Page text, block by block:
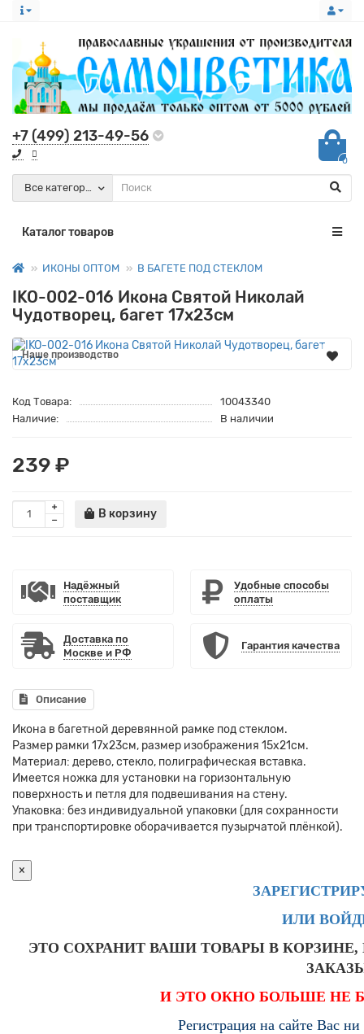
+7 (499) 213-49-56
0
Все категории
Каталог товаров
ИКОНЫ ОПТОМ В БАГЕТЕ ПОД СТЕКЛОМ
IKO-002-016 Икона Святой Николай
Чудотворец, багет 17х23см
Наше производство
Код Товара:
10043340
Наличие:
В наличии
239 ₽
В корзину
Надёжный
поставщик
Удобные способы
оплаты
Доставка по
Москве и РФ
Гарантия качества
Описание
Икона в багетной деревянной рамке под стеклом.
Размер рамки 17x23см, размер изображения 15x21см.
Материал: дерево, стекло, полиграфическая вставка.
Имеется ножка для установки на горизонтальную
поверхность и петля для подвешивания на стену.
Упаковка: без индивидуальной упаковки (для сохранности
при транспортировке оборачивается пузырчатой плёнкой).
×
ИЛИ
ЭТО СОХРАНИТ ВАШИ ТОВАРЫ В
И ЭТО ОКНО БОЛЬШЕ НЕ
Регистрация на сайте Вас